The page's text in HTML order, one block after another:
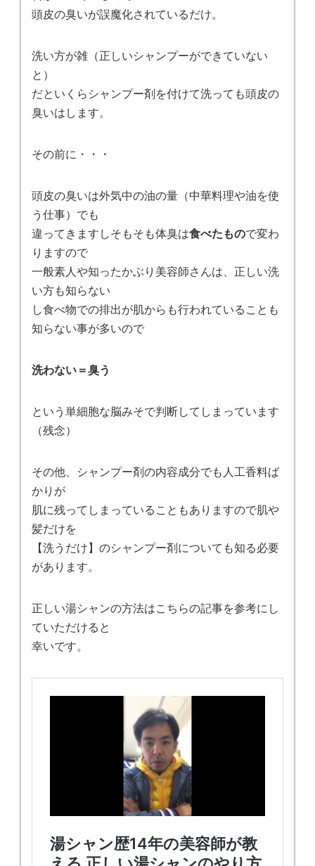
頭皮の臭いが誤魔化されているだけ。
洗い方が雑（正しいシャンプーができていない
と）
だといくらシャンプー剤を付けて洗っても頭皮の
臭いはします。
その前に・・・
頭皮の臭いは外気中の油の量（中華料理や油を使
う仕事）でも
違ってきますしそもそも体臭は食べたもので変わ
りますので
一般素人や知ったかぶり美容師さんは、正しい洗
い方も知らない
し食べ物での排出が肌からも行われていることも
知らない事が多いので
洗わない＝臭う
という単細胞な脳みそで判断してしまっています
（残念）
その他、シャンプー剤の内容成分でも人工香料ば
かりが
肌に残ってしまっていることもありますので肌や
髪だけを
【洗うだけ】のシャンプー剤についても知る必要
があります。
正しい湯シャンの方法はこちらの記事を参考にし
ていただけると
幸いです。